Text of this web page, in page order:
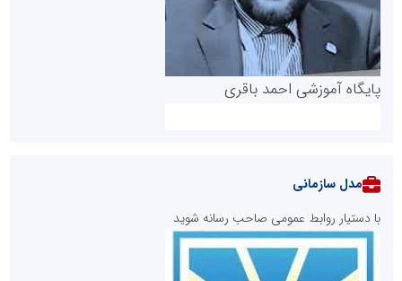
پایگاه آموزشی احمد باقری
مدل سازمانی
با دستیار روابط عمومی صاحب رسانه شوید